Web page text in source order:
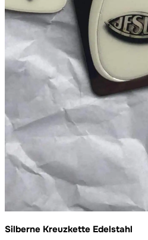
Silberne Kreuzkette Edelstahl